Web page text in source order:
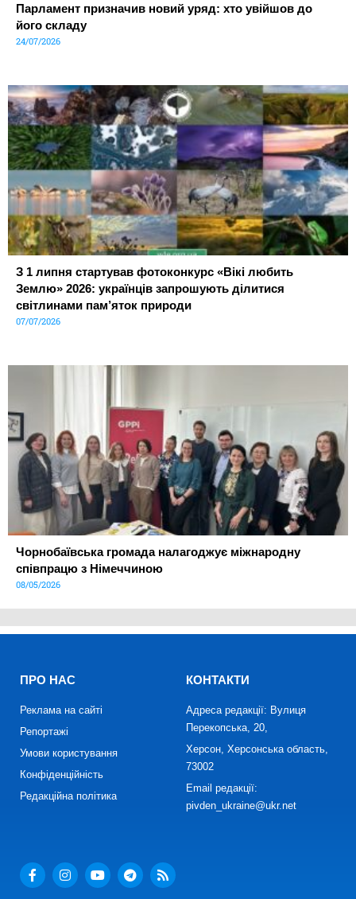
Парламент призначив новий уряд: хто увійшов до
його складу
24/07/2026
З 1 липня стартував фотоконкурс «Вікі любить
Землю» 2026: українців запрошують ділитися
світлинами пам’яток природи
07/07/2026
Чорнобаївська громада налагоджує міжнародну
співпрацю з Німеччиною
08/05/2026
ПРО НАС
Реклама на сайті
Репортажі
Умови користування
Конфіденційність
Редакційна політика
КОНТАКТИ
Адреса редакції: Вулиця
Перекопська, 20,
Херсон, Херсонська область,
73002
Email редакції:
pivden_ukraine@ukr.net